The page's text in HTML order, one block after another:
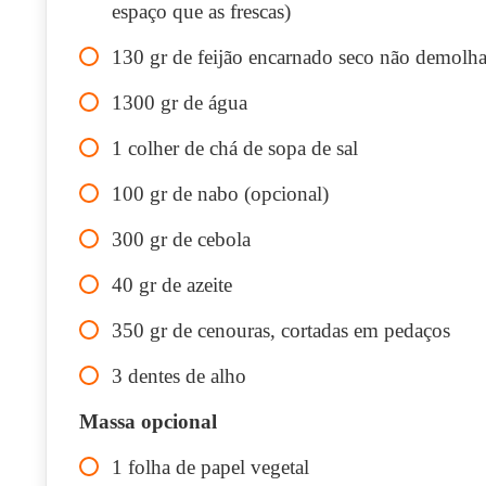
espaço que as frescas)
130 gr de feijão encarnado seco não
1300 gr de água
1 colher de chá de sopa de sal
100 gr de nabo (opcional)
300 gr de cebola
40 gr de azeite
350 gr de cenouras, cortadas em pedaços
3 dentes de alho
Massa opcional
1 folha de papel vegetal